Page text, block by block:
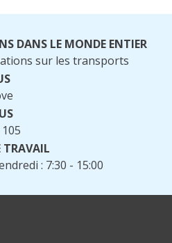
DANS LE MONDE ENTIER
sur les transports
TRAVAIL
: 7:30 - 15:00